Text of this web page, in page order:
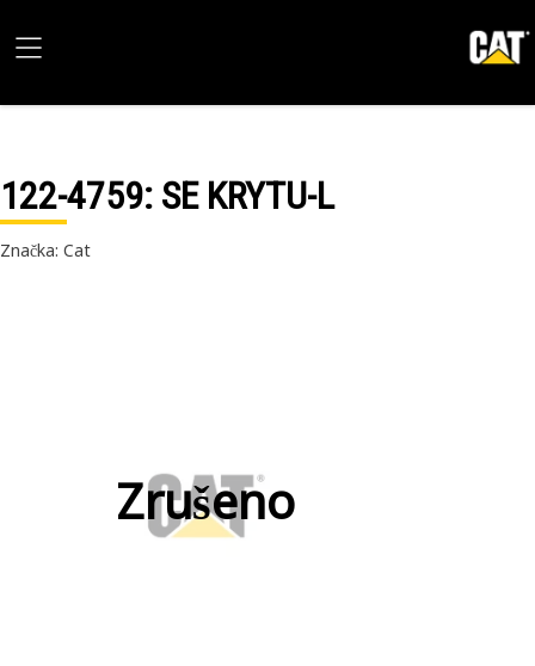
122-4759: SE KRYTU-L
Značka: Cat
Zrušeno